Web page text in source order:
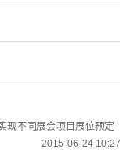
现不同展会项目展位预定
2015-06-24 10:27